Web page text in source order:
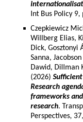
Int Bus Policy
Czepkiewicz
Willberg Elias,
Dick, Gosztonyi
Sanna,
Dawid, Dillman
(2026)
Research
frameworks
research.
Perspectives,